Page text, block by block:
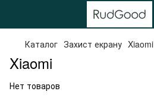
Каталог Захист екрану Xiaomi
Xiaomi
Нет товаров